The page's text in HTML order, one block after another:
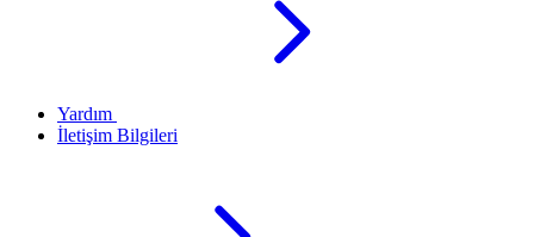
Yardım
İletişim Bilgileri